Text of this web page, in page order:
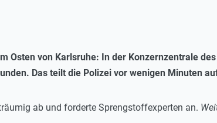
Osten von Karlsruhe: In der Konzernzentrale
Das teilt die Polizei vor wenigen Minuten
ab und forderte Sprengstoffexperten an.